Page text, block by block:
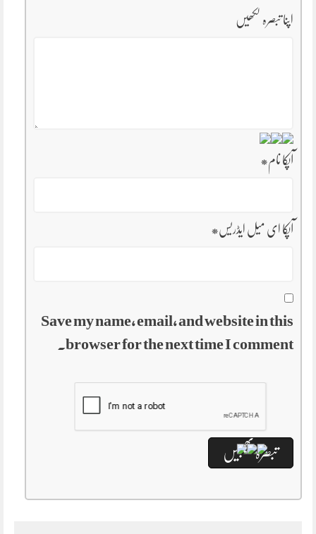
اپنا تبصرہ لکھیں
آپکا نام*
آپکا ای میل ایڈریس*
Save my name, email, and website in this
browser for the next time I comment.